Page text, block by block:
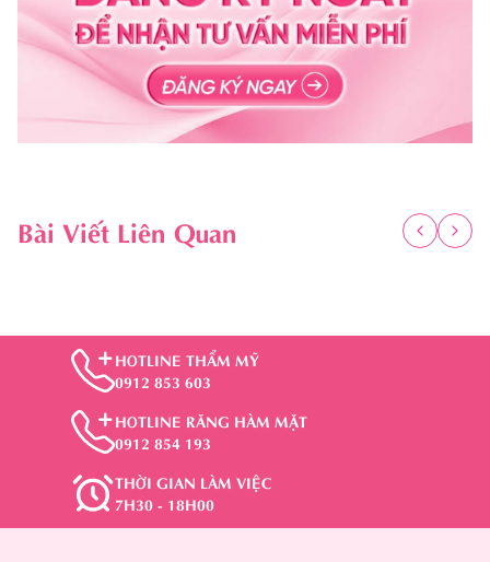
Bài Viết Liên Quan
HOTLINE THẨM MỸ
0912 853 603
HOTLINE RĂNG HÀM MẶT
0912 854 193
THỜI GIAN LÀM VIỆC
7H30 - 18H00